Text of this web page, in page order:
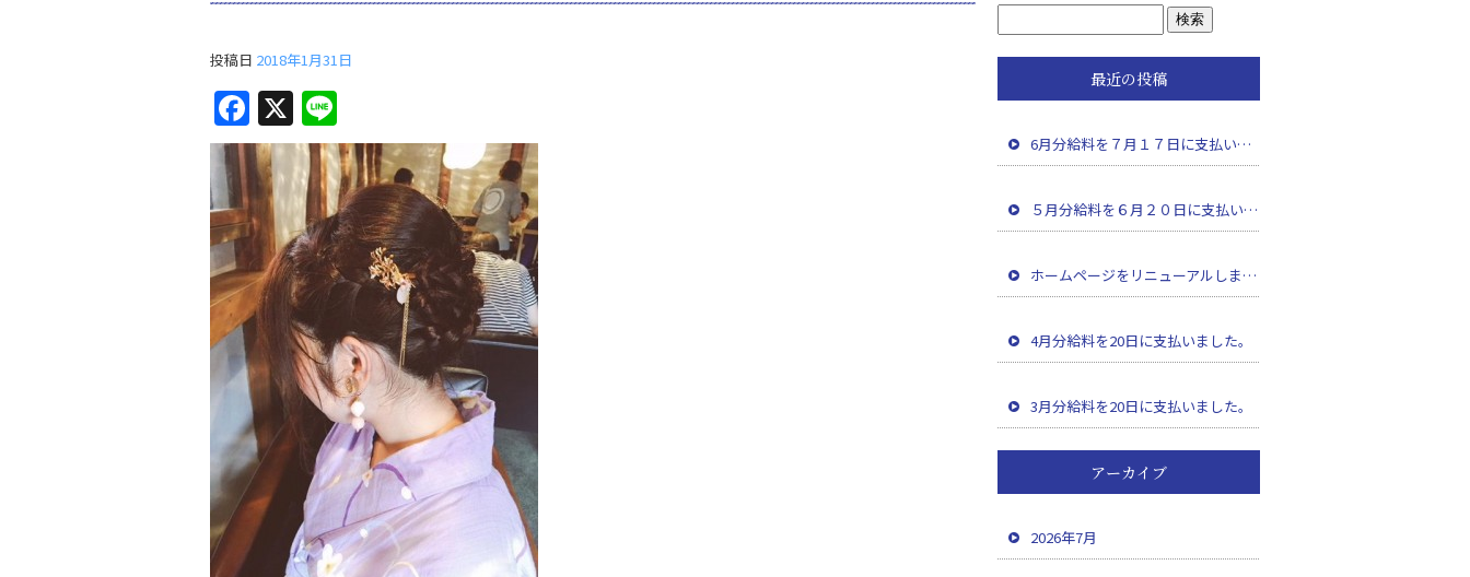
投稿日 2018年1月31日
F
a
c
e
b
o
o
k
X
n
e
最近の投稿
6月分給料を７月１７日に支払いました。
５月分給料を６月２０日に支払いました。
ホームページをリニューアルしました。
4月分給料を20日に支払いました。
3月分給料を20日に支払いました。
アーカイブ
2026年7月